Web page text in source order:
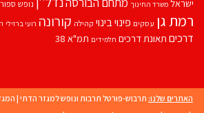
ישראל משרד החינוך נופש
רמת גן עסקים פינוי בינוי קהילה קורונה רועי ברזילי
דרכים תאונת דרכים תלמידים תמ"א 38
האתרים שלנו: תרבוש-פורטל תרבות ונופש למגזר הדתי |